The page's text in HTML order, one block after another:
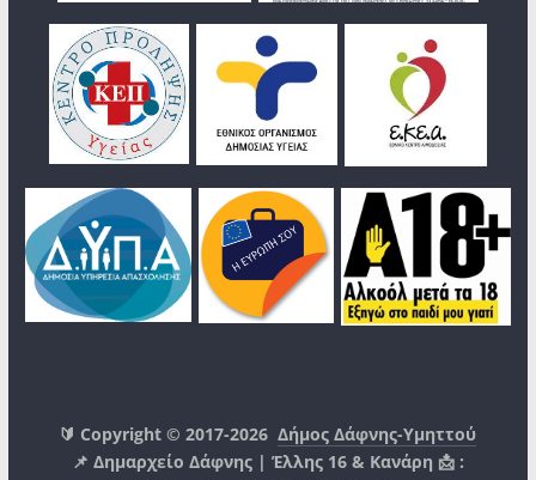
🔰 Copyright © 2017-2026Δήμος Δάφνης-Υμηττού
📌 Δημαρχείο Δάφνης | Έλλης 16 & Κανάρη 📩 :